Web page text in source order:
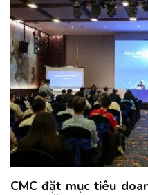
CMC đặt mục tiêu